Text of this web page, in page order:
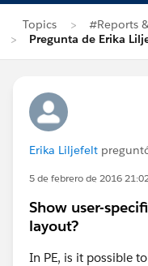
Topics
#Reports
Pregunta de Erika
Erika Liljefelt
5 de febrero de 2016
Show user-
layout?
In PE, is it possible